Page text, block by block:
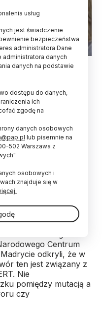
osoby, u których
- wynika z badań
Urology".
transcriptase), czyli
chroni
rolę w procesie
czyli struktur
przed
w grupie ponad
Centrum
odkryli, że w
ten jest związany z
Nie
pomiędzy mutacją a
czy
usług
jest świadczenie
bezpieczeństwa
administratora Dane
danych
danych na podstawie
dostępu do danych,
ich
zgodę na
danych osobowych
lub pisemnie na
502 Warszawa z
osobowych i
znajduje się w